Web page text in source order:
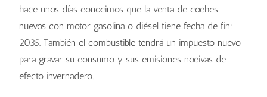
hace unos días conocimos que la venta de coches
nuevos con motor gasolina o diésel tiene fecha de fin:
2035. También el combustible tendrá un impuesto nuevo
para gravar su consumo y sus emisiones nocivas de
efecto invernadero.